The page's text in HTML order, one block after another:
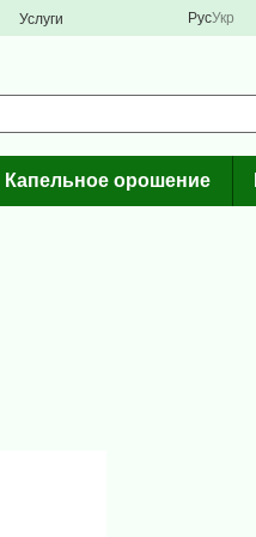
Услуги РусУкр
Капельное орошение